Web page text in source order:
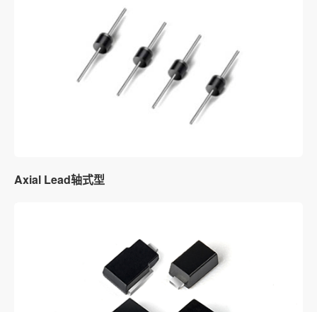
Axial Lead轴式型